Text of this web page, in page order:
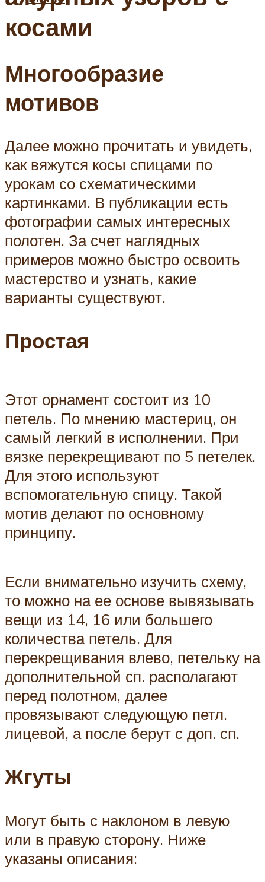
косами
Многообразие
мотивов
Далее можно прочитать и увидеть,
как вяжутся косы спицами по
урокам со схематическими
картинками. В публикации есть
фотографии самых интересных
полотен. За счет наглядных
примеров можно быстро освоить
мастерство и узнать, какие
варианты существуют.
Простая
Этот орнамент состоит из 10
петель. По мнению мастериц, он
самый легкий в исполнении. При
вязке перекрещивают по 5 петелек.
Для этого используют
вспомогательную спицу. Такой
мотив делают по основному
принципу.
Если внимательно изучить схему,
то можно на ее основе вывязывать
вещи из 14, 16 или большего
количества петель. Для
перекрещивания влево, петельку на
дополнительной сп. располагают
перед полотном, далее
провязывают следующую петл.
лицевой, а после берут с доп. сп.
Жгуты
Могут быть с наклоном в левую
или в правую сторону. Ниже
указаны описания: